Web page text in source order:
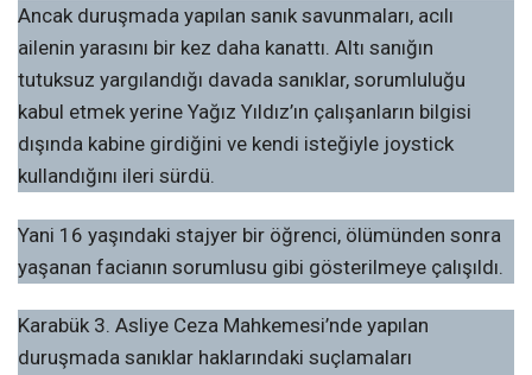
Ancak duruşmada yapılan sanık savunmaları, acılı
ailenin yarasını bir kez daha kanattı. Altı sanığın
tutuksuz yargılandığı davada sanıklar, sorumluluğu
kabul etmek yerine Yağız Yıldız’ın çalışanların bilgisi
dışında kabine girdiğini ve kendi isteğiyle joystick
kullandığını ileri sürdü.
Yani 16 yaşındaki stajyer bir öğrenci, ölümünden sonra
yaşanan facianın sorumlusu gibi gösterilmeye çalışıldı.
Karabük 3. Asliye Ceza Mahkemesi’nde yapılan
duruşmada sanıklar haklarındaki suçlamaları